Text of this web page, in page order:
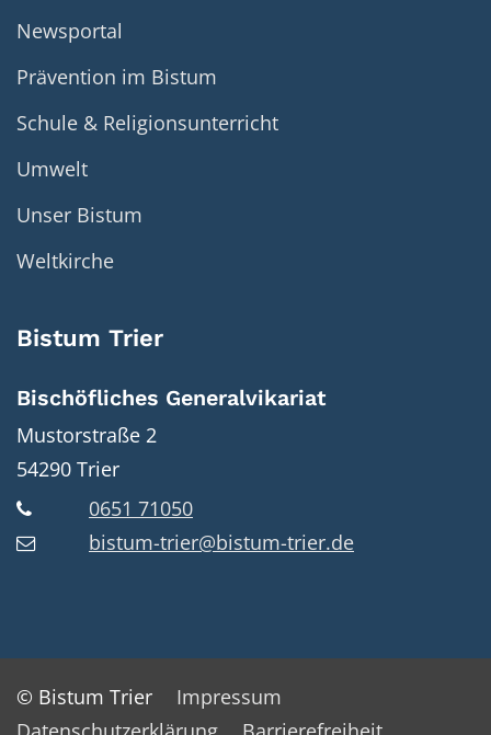
Newsportal
Prävention im Bistum
Schule & Religionsunterricht
Umwelt
Unser Bistum
Weltkirche
Bistum Trier
Bischöfliches Generalvikariat
Mustorstraße 2
54290 Trier
0651 71050
bistum-trier@bistum-trier.de
© Bistum Trier
Impressum